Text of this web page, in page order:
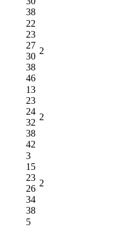
38
22
23
27
30
38
46
2
13
23
24
32
38
42
2
3
15
23
26
34
38
2
5